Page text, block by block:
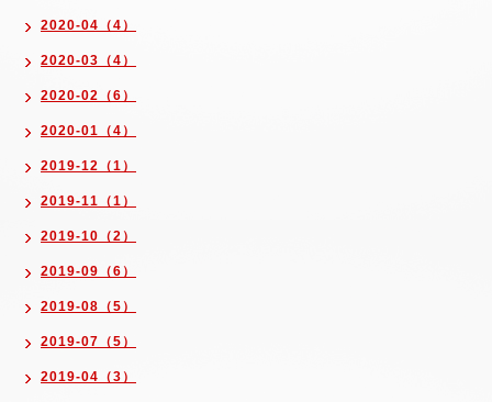
2020-04（4）
2020-03（4）
2020-02（6）
2020-01（4）
2019-12（1）
2019-11（1）
2019-10（2）
2019-09（6）
2019-08（5）
2019-07（5）
2019-04（3）